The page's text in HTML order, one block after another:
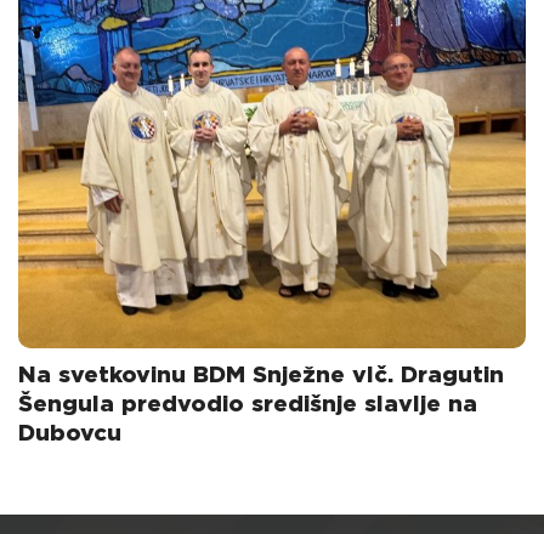
Na svetkovinu BDM Snježne vlč. Dragutin
Šengula predvodio središnje slavlje na
Dubovcu